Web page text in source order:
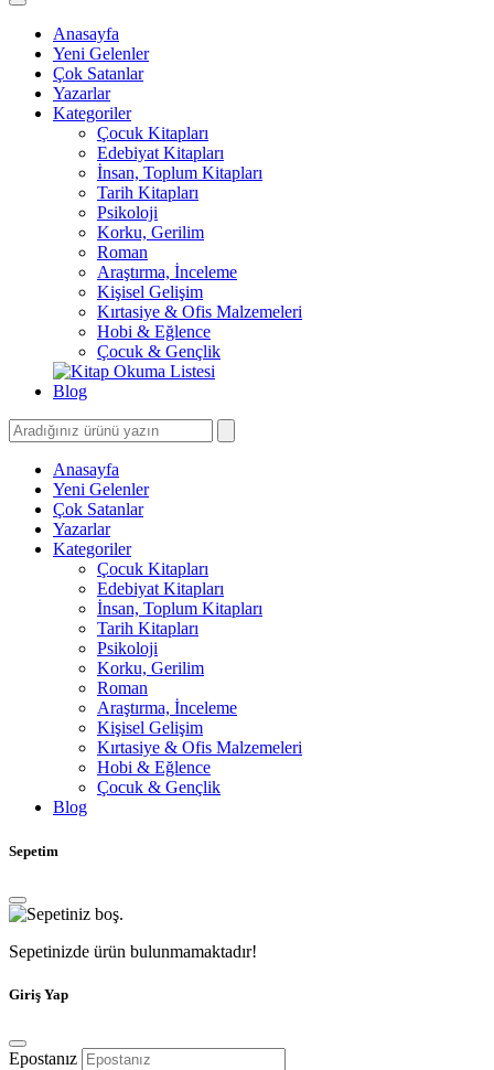
Anasayfa
Yeni Gelenler
Çok Satanlar
Yazarlar
Kategoriler
Çocuk Kitapları
Edebiyat Kitapları
İnsan, Toplum Kitapları
Tarih Kitapları
Psikoloji
Korku, Gerilim
Roman
Araştırma, İnceleme
Kişisel Gelişim
Kırtasiye & Ofis Malzemeleri
Hobi & Eğlence
Çocuk & Gençlik
Blog
Anasayfa
Yeni Gelenler
Çok Satanlar
Yazarlar
Kategoriler
Çocuk Kitapları
Edebiyat Kitapları
İnsan, Toplum Kitapları
Tarih Kitapları
Psikoloji
Korku, Gerilim
Roman
Araştırma, İnceleme
Kişisel Gelişim
Kırtasiye & Ofis Malzemeleri
Hobi & Eğlence
Çocuk & Gençlik
Blog
Sepetim
Sepetinizde ürün bulunmamaktadır!
Giriş Yap
Epostanız